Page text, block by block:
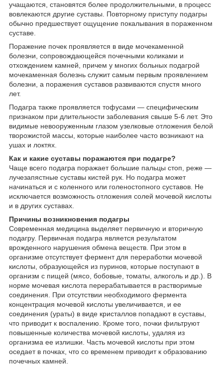
учащаются, становятся более продолжительными, в процесс
вовлекаются другие суставы. Повторному приступу подагры
обычно предшествует ощущение покалывания в пораженном
суставе.
Поражение почек проявляется в виде мочекаменной
болезни, сопровождающейся почечными коликами и
отхождением камней, причем у многих больных подагрой
мочекаменная болезнь служит самым первым проявлением
болезни, а поражения суставов развиваются спустя много
лет.
Подагра также проявляется тофусами — специфическим
признаком при длительности заболевания свыше 5-6 лет. Это
видимые невооруженным глазом узелковые отложения белой
творожистой массы, которые наиболее часто возникают на
ушах и локтях.
Как и какие суставы поражаются при подагре?
Чаще всего подагра поражает большие пальцы стоп, реже —
лучезапястные суставы кистей рук. Но подагра может
начинаться и с коленного или голеностопного суставов. Не
исключается возможность отложения солей мочевой кислоты
и в других суставах.
Причины возникновения подагры
Современная медицина выделяет первичную и вторичную
подагру. Первичная подагра является результатом
врожденного нарушения обмена веществ. При этом в
организме отсутствует фермент для переработки мочевой
кислоты, образующейся из пуринов, которые поступают в
организм с пищей (мясо, бобовые, томаты, алкоголь и др.). В
норме мочевая кислота перерабатывается в растворимые
соединения. При отсутствии необходимого фермента
концентрация мочевой кислоты увеличивается, и ее
соединения (ураты) в виде кристаллов попадают в суставы,
что приводит к воспалению. Кроме того, почки фильтруют
повышенные количества мочевой кислоты, удаляя из
организма ее излишки. Часть мочевой кислоты при этом
оседает в почках, что со временем приводит к образованию
почечных камней.